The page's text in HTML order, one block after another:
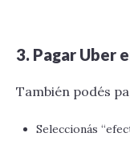
3. Pagar Uber
También podés
Seleccionás